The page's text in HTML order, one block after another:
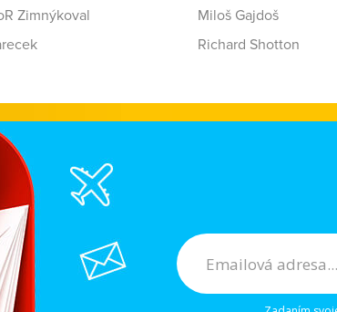
Zimnýkoval
Miloš Gajdoš
Richard Shotton